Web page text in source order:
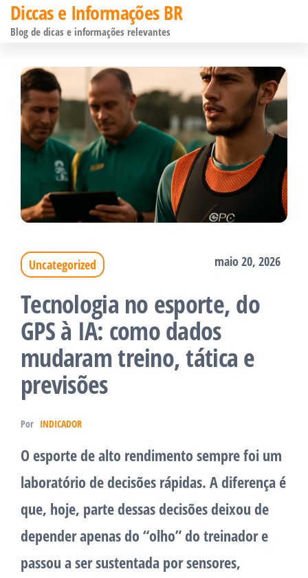
Pular
para
conteúdo
Diccas e Informações BR
Blog de dicas e informações relevantes
Uncategorized maio 20, 2026
Tecnologia no esporte, do
GPS à IA: como dados
mudaram treino, tática e
previsões
Por INDICADOR
O esporte de alto rendimento sempre foi um
laboratório de decisões rápidas. A diferença é
que, hoje, parte dessas decisões deixou de
depender apenas do “olho” do treinador e
passou a ser sustentada por sensores,